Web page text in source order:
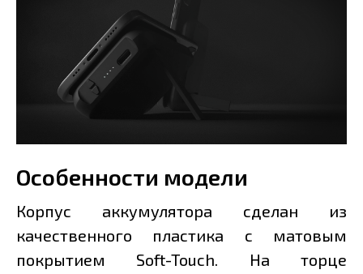
Особенности модели
Корпус аккумулятора сделан из
качественного пластика с матовым
покрытием Soft-Touch. На торце